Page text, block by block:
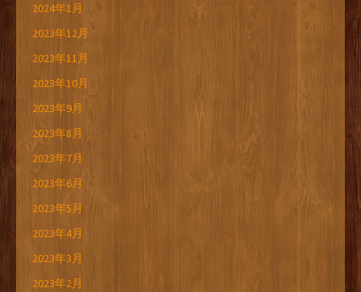
2024年1月
2023年12月
2023年11月
2023年10月
2023年9月
2023年8月
2023年7月
2023年6月
2023年5月
2023年4月
2023年3月
2023年2月